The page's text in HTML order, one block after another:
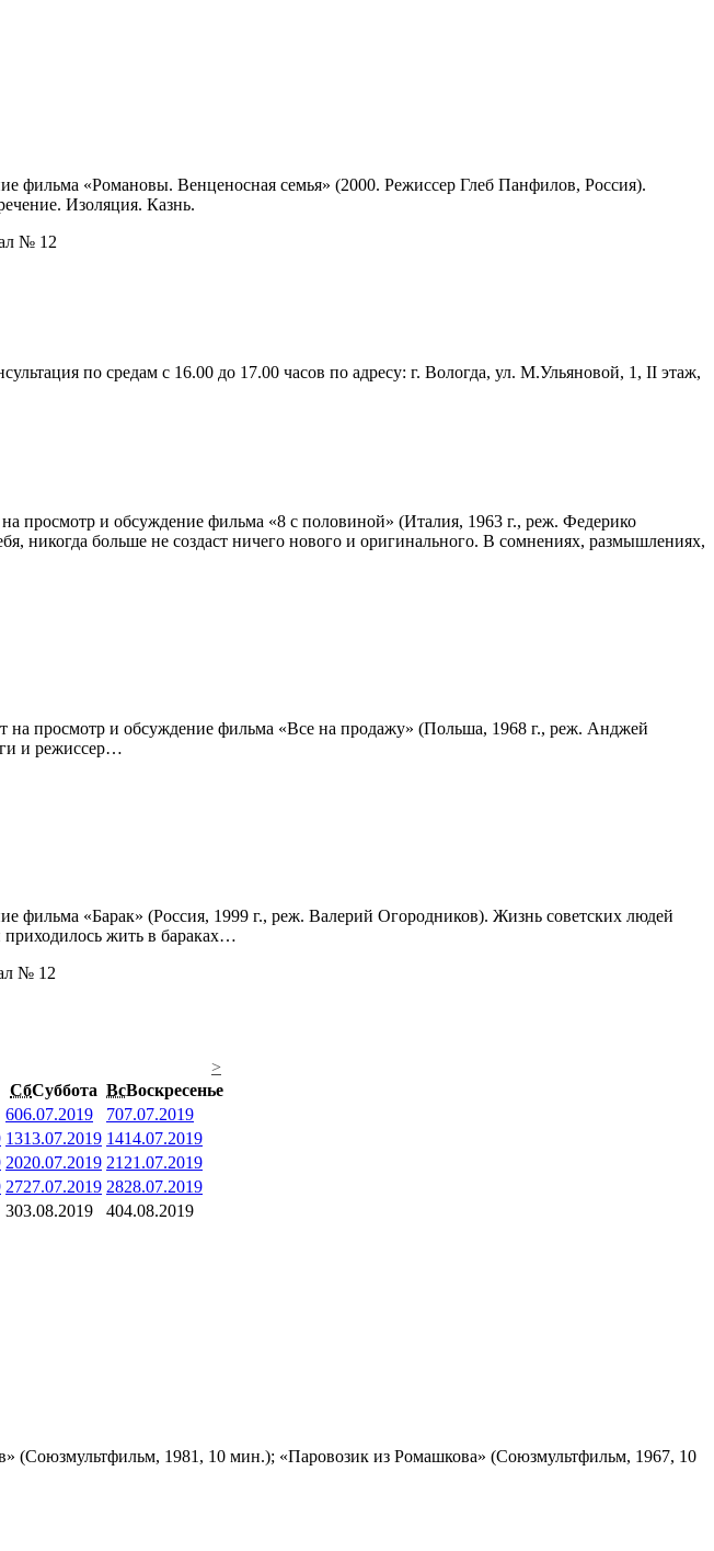
фильма «Романовы. Венценосная семья» (2000. Режиссер Глеб Панфилов, Россия).
Изоляция. Казнь.
№ 12
по средам с 16.00 до 17.00 часов по адресу: г. Вологда, ул. М.Ульяновой, 1, II этаж,
просмотр и обсуждение фильма «8 с половиной» (Италия, 1963 г., реж. Федерико
никогда больше не создаст ничего нового и оригинального. В сомнениях, размышлениях,
на просмотр и обсуждение фильма «Все на продажу» (Польша, 1968 г., реж. Анджей
и режиссер…
фильма «Барак» (Россия, 1999 г., реж. Валерий Огородников). Жизнь советских людей
жить в бараках…
№ 12
>
СбСуббота ВсВоскресенье
606.07.2019 707.07.2019
1313.07.2019 1414.07.2019
2020.07.2019 21 21.07.2019
2727.07.2019 2828.07.2019
303.08.2019 404.08.2019
1981, 10 мин.); «Паровозик из Ромашкова» (Союзмультфильм, 1967, 10